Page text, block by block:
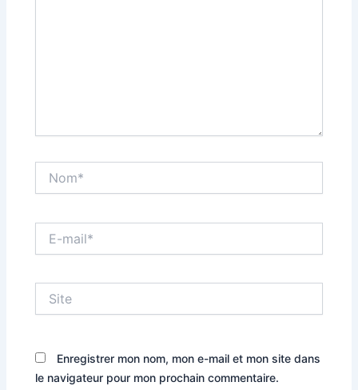
mail*
Enregistrer mon nom, mon e-mail et mon site dans
le navigateur pour mon prochain commentaire.